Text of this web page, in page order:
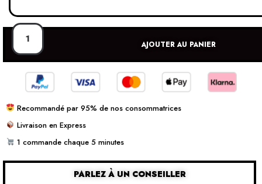
AJOUTER AU PANIER
Recommandé par 95% de nos consommatrices
Livraison en Express
1 commande chaque 5 minutes
PARLEZ À UN CONSEILLER